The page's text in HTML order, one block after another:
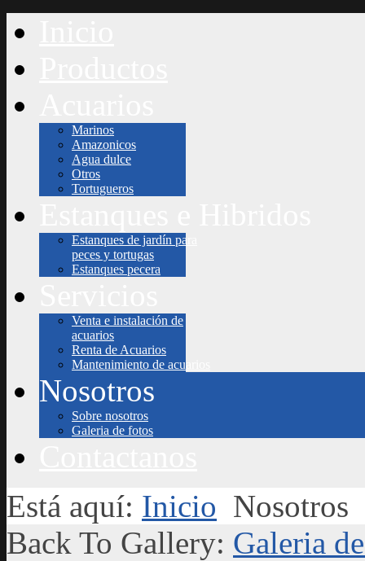
Marinos
Amazonicos
Agua dulce
Otros
Tortugueros
Estanques de jardín para
peces y tortugas
Estanques pecera
Venta e instalación de
acuarios
Renta de Acuarios
Mantenimiento de acuarios
Nosotros
Sobre nosotros
Galeria de fotos
Está aquí: Inicio Nosotros
Back To Gallery: Galeria